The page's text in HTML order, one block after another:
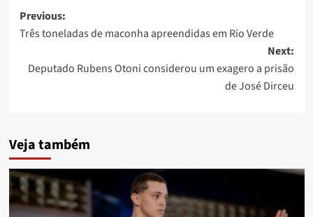
Post
navigation
Previous:
Três toneladas de maconha apreendidas em Rio Verde
Next:
Deputado Rubens Otoni considerou um exagero a prisão
de José Dirceu
Veja também